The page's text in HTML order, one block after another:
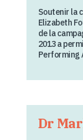
Soutenir la
Elizabeth
de la
2013 a
Performing
Dr